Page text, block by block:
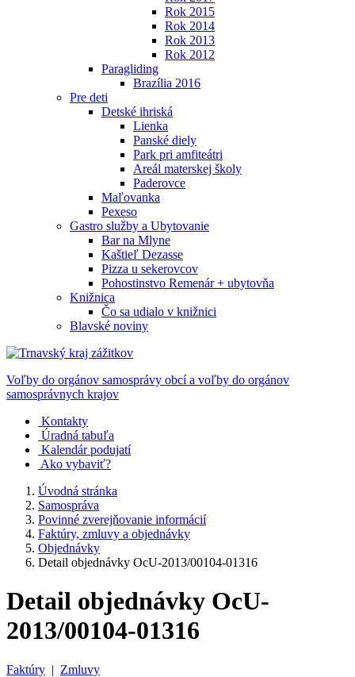
Rok 2015
Rok 2014
Rok 2013
Rok 2012
Paragliding
Brazília 2016
Pre deti
Detské ihriská
Lienka
Panské diely
Park pri amfiteátri
Areál materskej školy
Paderovce
Maľovanka
Pexeso
Gastro služby a Ubytovanie
Bar na Mlyne
Kaštieľ Dezasse
Pizza u sekerovcov
Pohostinstvo Remenár + ubytovňa
Knižnica
Čo sa udialo v knižnici
Blavské noviny
Voľby do orgánov samosprávy obcí a voľby do orgánov
samosprávnych krajov
Kontakty
Úradná tabuľa
Kalendár podujatí
Ako vybaviť?
Úvodná stránka
Samospráva
Povinné zverejňovanie informácií
Faktúry, zmluvy a objednávky
Objednávky
Detail objednávky OcU-2013/00104-01316
Detail objednávky OcU-
2013/00104-01316
Faktúry | Zmluvy